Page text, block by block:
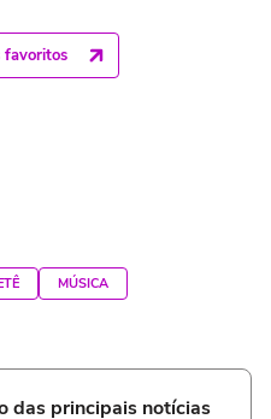
favoritos
MÚSICA
das principais notícias